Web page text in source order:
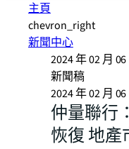
主頁
chevron_right
新聞中心
2024 年 02 月 06
新聞稿
2024 年 02 月 06
仲量聯行
恢復 地